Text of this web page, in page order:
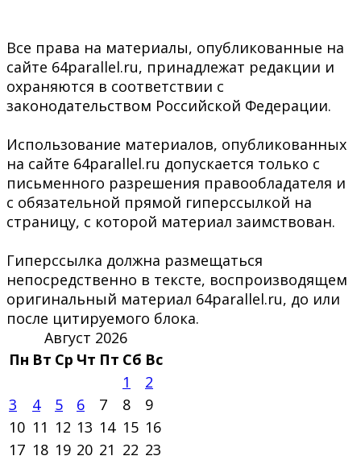
Все права на материалы, опубликованные на
сайте 64parallel.ru, принадлежат редакции и
охраняются в соответствии с
законодательством Российской Федерации.
Использование материалов, опубликованных
на сайте 64parallel.ru допускается только с
письменного разрешения правообладателя и
с обязательной прямой гиперссылкой на
страницу, с которой материал заимствован.
Гиперссылка должна размещаться
непосредственно в тексте, воспроизводящем
оригинальный материал 64parallel.ru, до или
после цитируемого блока.
Август 2026
Пн Вт Ср Чт Пт Сб Вс
1
2
3
4 5 6 7 8
9
10 11 12 13 14 15 16
17 18 19 20 21 22 23